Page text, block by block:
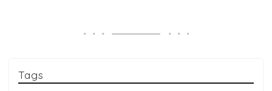
Tags